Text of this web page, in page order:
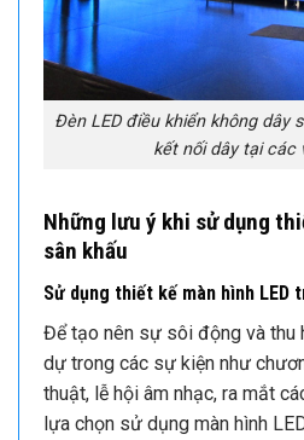
Đèn LED điều khiển không dây
kết nối dây tại các
Những lưu ý khi sử dụng
sân khấu
Sử dụng thiết kế màn hình LED
Để tạo nên sự sôi động và thu
dự trong các sự kiện như
thuật, lễ hội âm nhạc, ra mắt
lựa chọn sử dụng màn hình